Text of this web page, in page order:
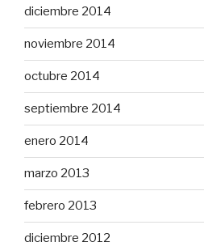
diciembre 2014
noviembre 2014
octubre 2014
septiembre 2014
enero 2014
marzo 2013
febrero 2013
diciembre 2012